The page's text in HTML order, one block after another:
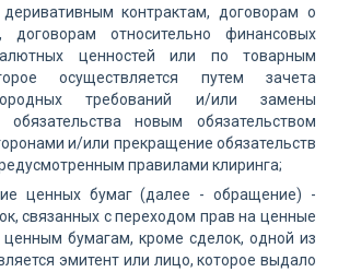
деривативным контрактам, договорам о
договорам относительно финансовых
ценностей или по товарным
осуществляется путем зачета
требований и/или замены
обязательства новым обязательством
и/или прекращение обязательств
правилами клиринга;
ценных бумаг (далее - обращение) -
связанных с переходом прав на ценные
бумагам, кроме сделок, одной из
эмитент или лицо, которое выдало